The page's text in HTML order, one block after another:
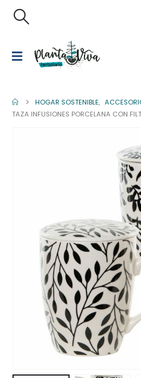
HOGAR SOSTENIBLE,
TAZA INFUSIONES PORCELANA CON